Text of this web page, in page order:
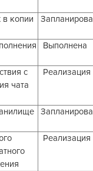
в копии
Выполнена
с
чата
Реализация
Реализация